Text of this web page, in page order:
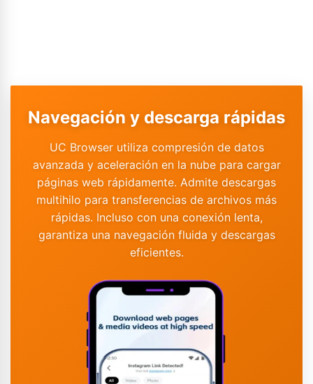
Navegación y descarga rápidas
UC Browser utiliza compresión de datos
avanzada y aceleración en la nube para cargar
páginas web rápidamente. Admite descargas
multihilo para transferencias de archivos más
rápidas. Incluso con una conexión lenta,
garantiza una navegación fluida y descargas
eficientes.